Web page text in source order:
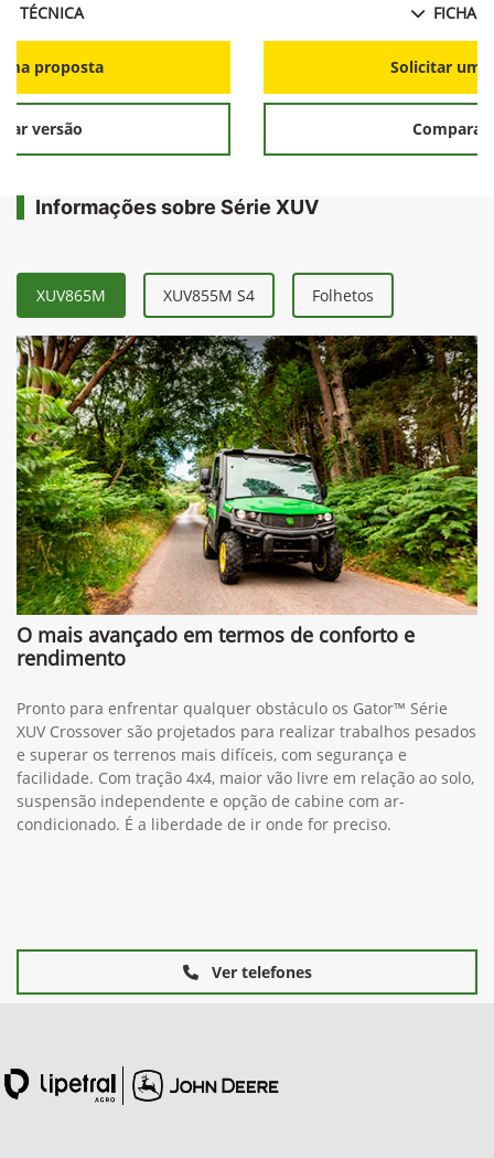
TÉCNICA
proposta
versão
FICHA
Solicitar
Comparar
Informações sobre Série XUV
XUV865M XUV855M S4 Folhetos
O mais avançado em termos de conforto e
rendimento
Pronto para enfrentar qualquer obstáculo os Gator™ Série
XUV Crossover são projetados para realizar trabalhos pesados
e superar os terrenos mais difíceis, com segurança e
facilidade. Com tração 4x4, maior vão livre em relação ao solo,
suspensão independente e opção de cabine com ar-
condicionado. É a liberdade de ir onde for preciso.
Ver telefones